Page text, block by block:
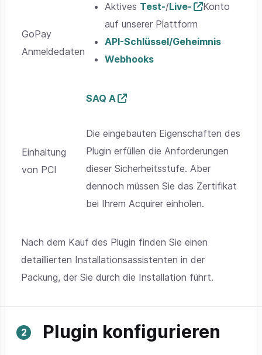
GoPay
Anmeldedaten
Aktives Test-/Live-
Konto
auf unserer Plattform
API-Schlüssel/Geheimnis
Webhooks
Einhaltung
von PCI
SAQ A
Die eingebauten Eigenschaften des
Plugin erfüllen die Anforderungen
dieser Sicherheitsstufe. Aber
dennoch müssen Sie das Zertifikat
bei Ihrem Acquirer einholen.
Nach dem Kauf des Plugin finden Sie einen
detaillierten Installationsassistenten in der
Packung, der Sie durch die Installation führt.
Plugin konfigurieren